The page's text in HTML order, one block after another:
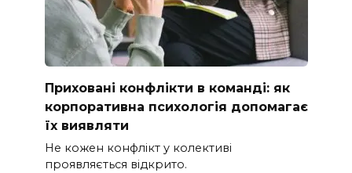
Приховані конфлікти в команді: як
корпоративна психологія допомагає
їх виявляти
Не кожен конфлікт у колективі
проявляється відкрито.